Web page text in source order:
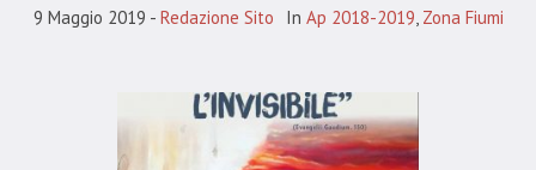
9 Maggio 2019 Redazione Sito In Ap 2018-2019 Zona Fiumi